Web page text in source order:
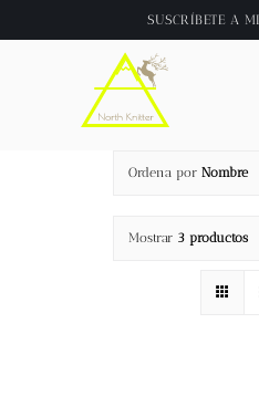
al
SUSCRÍBETE A
Inicio
About
Ordena por Nombre
Mostrar 3 productos